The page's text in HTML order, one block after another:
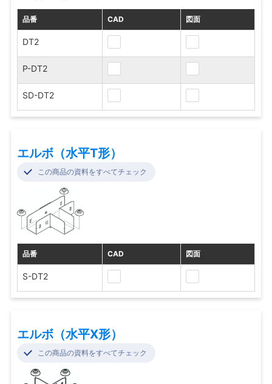
品番 CAD 図面
DT2
P-DT2
SD-DT2
エルボ（水平T形）
この商品の資料をすべてチェック
品番 CAD 図面
S-DT2
エルボ（水平X形）
この商品の資料をすべてチェック